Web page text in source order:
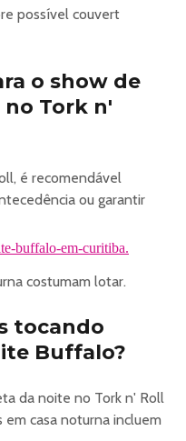
possível couvert
o show de
Tork n'
é recomendável
ou garantir
buffalo-em-curitiba.
costumam lotar.
tocando
Buffalo?
da noite no Tork n' Roll
em casa noturna incluem